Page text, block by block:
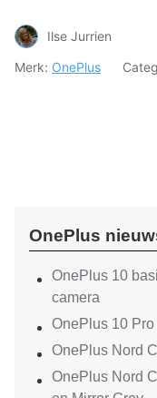
Ilse Jurrien
Merk: OnePlus
OnePlus
OnePlus 10
camera
OnePlus 10
OnePlus Nord
OnePlus Nord